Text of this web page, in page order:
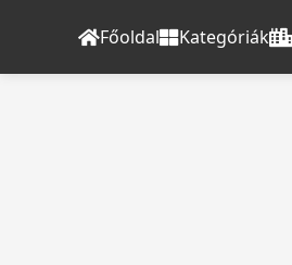
Főoldal Kategóriák